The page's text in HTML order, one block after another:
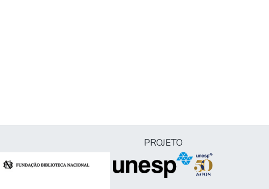
PROJETO